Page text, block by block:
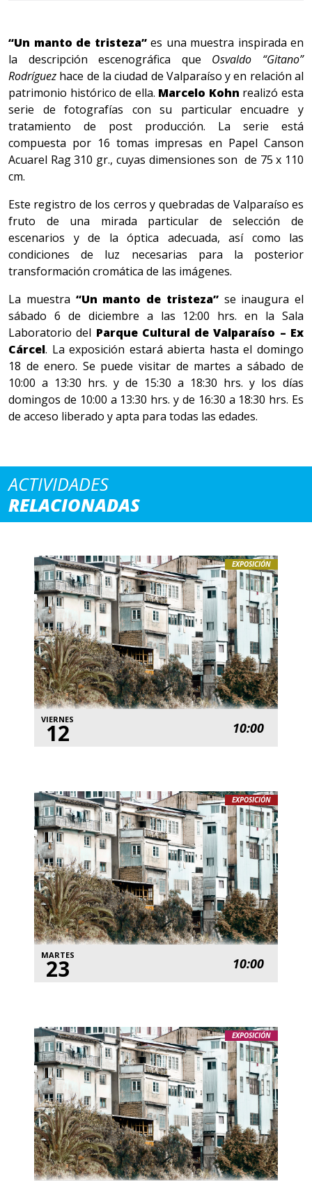
“Un manto de tristeza”es una muestra inspirada en
la descripción escenográfica que Osvaldo “Gitano”
Rodríguez hace de la ciudad de Valparaíso y en relación al
patrimonio histórico de ella. Marcelo Kohn realizó esta
serie de fotografías con su particular encuadre y
tratamiento de post producción. La serie está
compuesta por 16 tomas impresas en Papel Canson
Acuarel Rag 310 gr., cuyas dimensiones son de 75 x 110
cm.
Este registro de los cerros y quebradas de Valparaíso es
fruto de una mirada particular de selección de
escenarios y de la óptica adecuada, así como las
condiciones de luz necesarias para la posterior
transformación cromática de las imágenes.
La muestra “Un manto de tristeza” se inaugura el
sábado 6 de diciembre a las 12:00 hrs. en la Sala
Laboratorio del Parque Cultural de Valparaíso – Ex
Cárcel. La exposición estará abierta hasta el domingo
18 de enero. Se puede visitar de martes a sábado de
10:00 a 13:30 hrs. y de 15:30 a 18:30 hrs. y los días
domingos de 10:00 a 13:30 hrs. y de 16:30 a 18:30 hrs. Es
de acceso liberado y apta para todas las edades.
ACTIVIDADES
RELACIONADAS
EXPOSICIÓN
VIERNES
12 10:00
EXPOSICIÓN
MARTES
23 10:00
EXPOSICIÓN